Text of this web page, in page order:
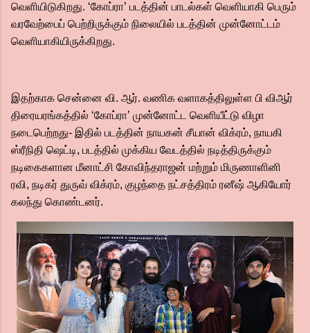
வெளியிடுகிறது. ‘கோப்ரா’ படத்தின் பாடல்கள் வெளியாகி பெரும்
வரவேற்பைப் பெற்றிருக்கும் நிலையில் படத்தின் முன்னோட்டம்
வெளியாகியிருக்கிறது.
இதற்காக சென்னை வி. ஆர். வணிக வளாகத்திலுள்ள பி விஆர்
திரையரங்கத்தில் ‘கோப்ரா’ முன்னோட்ட வெளியீட்டு விழா
நடைபெற்றது- இதில் படத்தின் நாயகன் சீயான் விக்ரம், நாயகி
ஸ்ரீநிதி ஷெட்டி, படத்தில் முக்கிய வேடத்தில் நடித்திருக்கும்
நடிகைகளான மீனாட்சி கோவிந்தராஜன் மற்றும் மிருணாளினி
ரவி, நடிகர் துருவ் விக்ரம், குழந்தை நட்சத்திரம் ரனீஷ் ஆகியோர்
கலந்து கொண்டனர்.